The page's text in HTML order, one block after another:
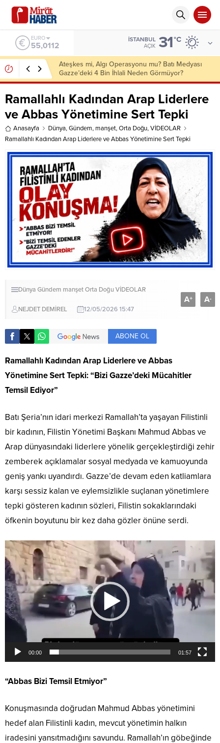
ALTIN
6.519,97
İSTANBUL
AÇIK 31°C
İletişim Başkanlığından “Milli Dayanışma”
Kampanyası: Terörün 40 Yıllık Maliyeti 2,3 Trilyon
Dolar
Ramallahlı Kadından Arap Liderlere
ve Abbas Yönetimine Sert Tepki
Anasayfa Dünya,Gündem, manşet,Orta Doğu,VİDEOLAR
Ramallahlı Kadından Arap Liderlere ve Abbas Yönetimine Sert Tepki
Dünya Gündem manşetOrta DoğuVİDEOLAR
NEJDET DEMİREL 12/05/2026 15:47
A+ A-
ABONE OL
Ramallahlı Kadından Arap Liderlere ve Abbas
Yönetimine Sert Tepki: “Bizi Gazze’deki Mücahitler
Temsil Ediyor”
Batı Şeria’nın idari merkezi Ramallah’ta yaşayan Filistinli
bir kadının, Filistin Yönetimi Başkanı Mahmud Abbas ve
Arap dünyasındaki liderlere yönelik gerçekleştirdiği zehir
zemberek açıklamalar sosyal medyada ve kamuoyunda
geniş yankı uyandırdı. Gazze’de devam eden katliamlara
karşı sessiz kalan ve eylemsizlikle suçlanan yönetimlere
tepki gösteren kadının sözleri, Filistin sokaklarındaki
öfkenin boyutunu bir kez daha gözler önüne serdi.
Video
oynatıcı
00:00 01:57
“Abbas Bizi Temsil Etmiyor”
Konuşmasında doğrudan Mahmud Abbas yönetimini
hedef alan Filistinli kadın, mevcut yönetimin halkın
iradesini yansıtmadığını savundu. Ramallah’ın göbeğinde